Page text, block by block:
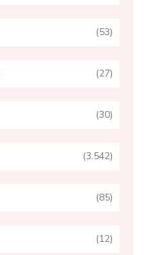
(53)
(27)
(30)
(3.542)
(85)
(12)